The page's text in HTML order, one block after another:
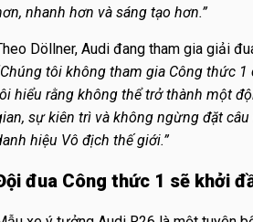
nhanh hơn và sáng tạo hơn.”
Döllner, Audi đang tham gia giải
tôi không tham gia Công thức
hiểu rằng không thể trở thành một
sự kiên trì và không ngừng đặt
hiệu Vô địch thế giới.”
đua Công thức 1 sẽ khởi